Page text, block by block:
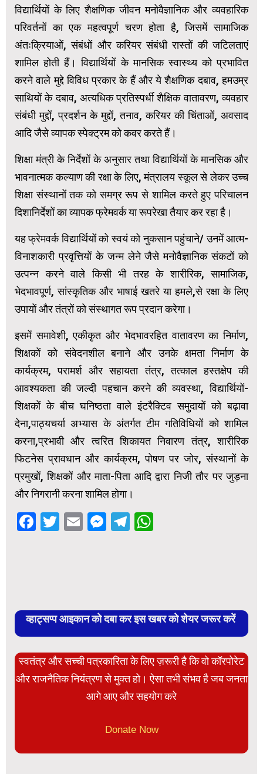
विद्यार्थियों के लिए शैक्षणिक जीवन मनोवैज्ञानिक और व्यवहारिक
परिवर्तनों का एक महत्वपूर्ण चरण होता है, जिसमें सामाजिक
अंतःक्रियाओं, संबंधों और करियर संबंधी रास्‍तों की जटिलताएं
शामिल होती हैं। विद्यार्थियों के मानसिक स्वास्थ्य को प्रभावित
करने वाले मुद्दे विविध प्रकार के हैं और ये शैक्षणिक दबाव, हमउम्र
साथियों के दबाव, अत्यधिक प्रतिस्पर्धी शैक्षिक वातावरण, व्यवहार
संबंधी मुद्दों, प्रदर्शन के मुद्दों, तनाव, करियर की चिंताओं, अवसाद
आदि जैसे व्यापक स्पेक्ट्रम को कवर करते हैं।
शिक्षा मंत्री के निर्देशों के अनुसार तथा विद्यार्थियों के मानसिक और
भावनात्मक कल्‍याण की रक्षा के लिए, मंत्रालय स्कूल से लेकर उच्च
शिक्षा संस्थानों तक को समग्र रूप से शामिल करते हुए परिचालन
दिशानिर्देशों का व्‍यापक फ्रेमवर्क या रूपरेखा तैयार कर रहा है।
यह फ्रेमवर्क विद्यार्थियों को स्‍वयं को नुकसान पहुंचाने/ उनमें आत्म-
विनाशकारी प्रवृत्तियों के जन्‍म लेने जैसे मनोवैज्ञानिक संकटों को
उत्‍पन्‍न करने वाले किसी भी तरह के शारीरिक, सामाजिक,
भेदभावपूर्ण, सांस्कृतिक और भाषाई खतरे या हमले,से रक्षा के लिए
उपायों और तंत्रों को संस्थागत रूप प्रदान करेगा।
इसमें समावेशी, एकीकृत और भेदभावरहित वातावरण का निर्माण,
शिक्षकों को संवेदनशील बनाने और उनके क्षमता निर्माण के
कार्यक्रम, परामर्श और सहायता तंत्र, तत्काल हस्तक्षेप की
आवश्‍यकता की जल्‍दी पहचान करने की व्‍यवस्‍था, विद्यार्थियों-
शिक्षकों के बीच घनिष्ठता वाले इंटरैक्टिव समुदायों को बढ़ावा
देना,पाठ्यचर्या अभ्यास के अंतर्गत टीम गतिविधियों को शामिल
करना,प्रभावी और त्वरित शिकायत निवारण तंत्र, शारीरिक
फिटनेस प्रावधान और कार्यक्रम, पोषण पर जोर, संस्थानों के
प्रमुखों, शिक्षकों और माता-पिता आदि द्वारा निजी तौर पर जुड़ना
और निगरानी करना शामिल होगा।
Facebook
Twitter
EmailMessenger
Telegram
व्हाट्सप्प आइकान को दबा कर इस खबर को शेयर जरूर करें
स्वतंत्र और सच्ची पत्रकारिता के लिए ज़रूरी है कि वो कॉरपोरेट
और राजनैतिक नियंत्रण से मुक्त हो। ऐसा तभी संभव है जब जनता
आगे आए और सहयोग करे
Donate Now